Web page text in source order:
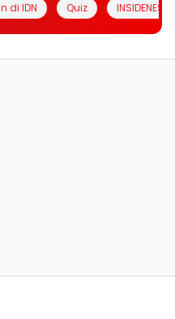
di IDN Quiz INSIDENESIA